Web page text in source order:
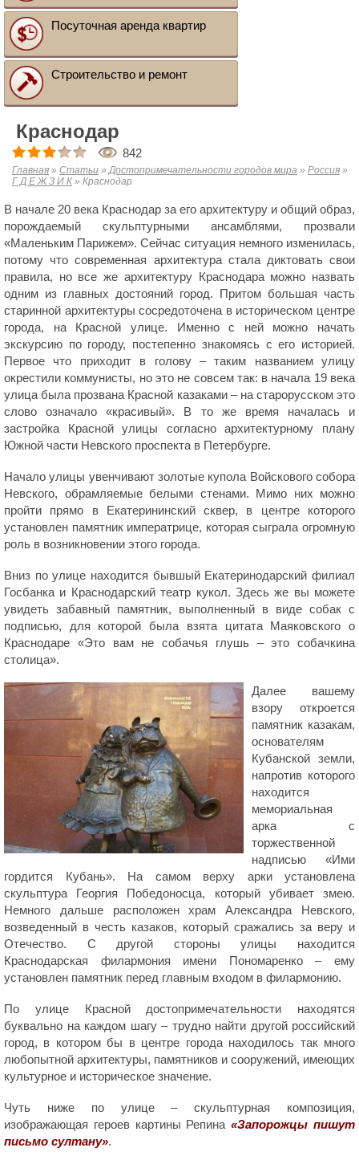
Посуточная аренда квартир
Строительство и ремонт
Краснодар
842
Главная » Статьи »Достопримечательности городов мира » Россия »
Г Д Е Ж З И К» Краснодар
В начале 20 века Краснодар за его архитектуру и общий образ,
порождаемый скульптурными ансамблями, прозвали
«Маленьким Парижем». Сейчас ситуация немного изменилась,
потому что современная архитектура стала диктовать свои
правила, но все же архитектуру Краснодара можно назвать
одним из главных достояний город. Притом большая часть
старинной архитектуры сосредоточена в историческом центре
города, на Красной улице. Именно с ней можно начать
экскурсию по городу, постепенно знакомясь с его историей.
Первое что приходит в голову – таким названием улицу
окрестили коммунисты, но это не совсем так: в начала 19 века
улица была прозвана Красной казаками – на старорусском это
слово означало «красивый». В то же время началась и
застройка Красной улицы согласно архитектурному плану
Южной части Невского проспекта в Петербурге.
Начало улицы увенчивают золотые купола Войскового собора
Невского, обрамляемые белыми стенами. Мимо них можно
пройти прямо в Екатерининский сквер, в центре которого
установлен памятник императрице, которая сыграла огромную
роль в возникновении этого города.
Вниз по улице находится бывшый Екатеринодарский филиал
Госбанка и Краснодарский театр кукол. Здесь же вы можете
увидеть забавный памятник, выполненный в виде собак с
подписью, для которой была взята цитата Маяковского о
Краснодаре «Это вам не собачья глушь – это собачкина
столица».
Далее вашему
взору откроется
памятник казакам,
основателям
Кубанской земли,
напротив которого
находится
мемориальная
арка с
торжественной
надписью «Ими
гордится Кубань». На самом верху арки установлена
скульптура Георгия Победоносца, который убивает змею.
Немного дальше расположен храм Александра Невского,
возведенный в честь казаков, который сражались за веру и
Отечество. С другой стороны улицы находится
Краснодарская филармония имени Пономаренко – ему
установлен памятник перед главным входом в филармонию.
По улице Красной достопримечательности находятся
буквально на каждом шагу – трудно найти другой российский
город, в котором бы в центре города находилось так много
любопытной архитектуры, памятников и сооружений, имеющих
культурное и историческое значение.
Чуть ниже по улице – скульптурная композиция,
изображающая героев картины Репина«Запорожцы пишут
письмо султану».